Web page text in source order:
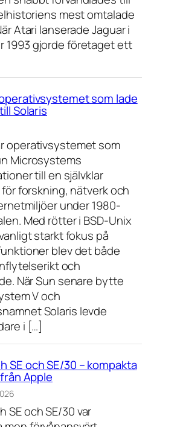
mest omtalade
Atari lanserade Jaguar i
1993 gjorde företaget ett
som lade
Solaris
operativsystemet som
Microsystems
till en självklar
forskning, nätverk och
under 1980-
Med rötter i BSD-Unix
starkt fokus på
blev det både
och
När Sun senare bytte
V och
Solaris levde
i […]
SE och SE/30 – kompakta
Apple
SE och SE/30 var